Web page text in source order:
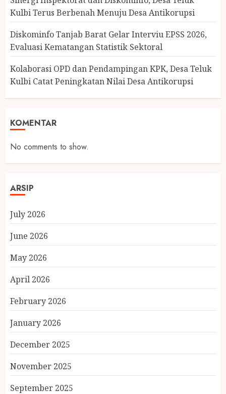
Kulbi Terus Berbenah Menuju Desa Antikorupsi
Diskominfo Tanjab Barat Gelar Interviu EPSS 2026,
Evaluasi Kematangan Statistik Sektoral
Kolaborasi OPD dan Pendampingan KPK, Desa Teluk
Kulbi Catat Peningkatan Nilai Desa Antikorupsi
KOMENTAR
No comments to show.
ARSIP
July 2026
June 2026
May 2026
April 2026
February 2026
January 2026
December 2025
November 2025
September 2025